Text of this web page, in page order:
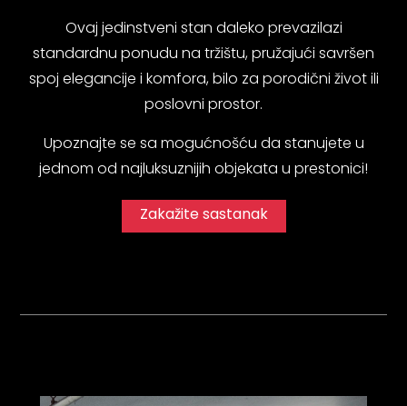
Ovaj jedinstveni stan daleko prevazilazi
standardnu ponudu na tržištu, pružajući savršen
spoj elegancije i komfora, bilo za porodični život ili
poslovni prostor.
Upoznajte se sa mogućnošću da stanujete u
jednom od najluksuznijih objekata u prestonici!
Zakažite sastanak